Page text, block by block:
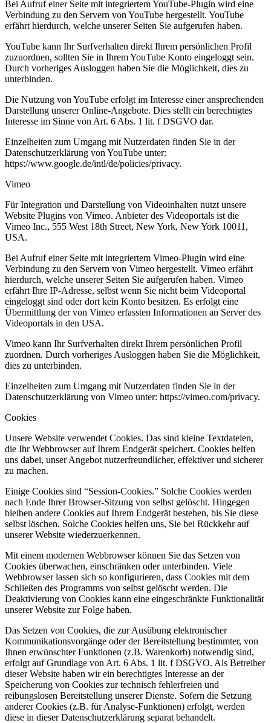
Bei Aufruf einer Seite mit integriertem YouTube-Plugin wird eine
Verbindung zu den Servern von YouTube hergestellt. YouTube
erfährt hierdurch, welche unserer Seiten Sie aufgerufen haben.
YouTube kann Ihr Surfverhalten direkt Ihrem persönlichen Profil
zuzuordnen, sollten Sie in Ihrem YouTube Konto eingeloggt sein.
Durch vorheriges Ausloggen haben Sie die Möglichkeit, dies zu
unterbinden.
Die Nutzung von YouTube erfolgt im Interesse einer ansprechenden
Darstellung unserer Online-Angebote. Dies stellt ein berechtigtes
Interesse im Sinne von Art. 6 Abs. 1 lit. f DSGVO dar.
Einzelheiten zum Umgang mit Nutzerdaten finden Sie in der
Datenschutzerklärung von YouTube unter:
https://www.google.de/intl/de/policies/privacy.
Vimeo
Für Integration und Darstellung von Videoinhalten nutzt unsere
Website Plugins von Vimeo. Anbieter des Videoportals ist die
Vimeo Inc., 555 West 18th Street, New York, New York 10011,
USA.
Bei Aufruf einer Seite mit integriertem Vimeo-Plugin wird eine
Verbindung zu den Servern von Vimeo hergestellt. Vimeo erfährt
hierdurch, welche unserer Seiten Sie aufgerufen haben. Vimeo
erfährt Ihre IP-Adresse, selbst wenn Sie nicht beim Videoportal
eingeloggt sind oder dort kein Konto besitzen. Es erfolgt eine
Übermittlung der von Vimeo erfassten Informationen an Server des
Videoportals in den USA.
Vimeo kann Ihr Surfverhalten direkt Ihrem persönlichen Profil
zuordnen. Durch vorheriges Ausloggen haben Sie die Möglichkeit,
dies zu unterbinden.
Einzelheiten zum Umgang mit Nutzerdaten finden Sie in der
Datenschutzerklärung von Vimeo unter: https://vimeo.com/privacy.
Cookies
Unsere Website verwendet Cookies. Das sind kleine Textdateien,
die Ihr Webbrowser auf Ihrem Endgerät speichert. Cookies helfen
uns dabei, unser Angebot nutzerfreundlicher, effektiver und sicherer
zu machen.
Einige Cookies sind “Session-Cookies.” Solche Cookies werden
nach Ende Ihrer Browser-Sitzung von selbst gelöscht. Hingegen
bleiben andere Cookies auf Ihrem Endgerät bestehen, bis Sie diese
selbst löschen. Solche Cookies helfen uns, Sie bei Rückkehr auf
unserer Website wiederzuerkennen.
Mit einem modernen Webbrowser können Sie das Setzen von
Cookies überwachen, einschränken oder unterbinden. Viele
Webbrowser lassen sich so konfigurieren, dass Cookies mit dem
Schließen des Programms von selbst gelöscht werden. Die
Deaktivierung von Cookies kann eine eingeschränkte Funktionalität
unserer Website zur Folge haben.
Das Setzen von Cookies, die zur Ausübung elektronischer
Kommunikationsvorgänge oder der Bereitstellung bestimmter, von
Ihnen erwünschter Funktionen (z.B. Warenkorb) notwendig sind,
erfolgt auf Grundlage von Art. 6 Abs. 1 lit. f DSGVO. Als Betreiber
dieser Website haben wir ein berechtigtes Interesse an der
Speicherung von Cookies zur technisch fehlerfreien und
reibungslosen Bereitstellung unserer Dienste. Sofern die Setzung
anderer Cookies (z.B. für Analyse-Funktionen) erfolgt, werden
diese in dieser Datenschutzerklärung separat behandelt.